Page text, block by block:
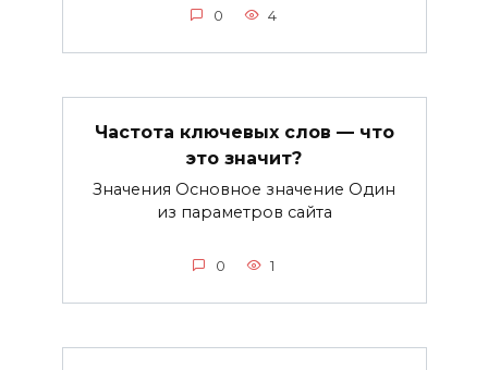
0 4
Частота ключевых слов — что
это значит?
Значения Основное значение Один
из параметров сайта
0 1